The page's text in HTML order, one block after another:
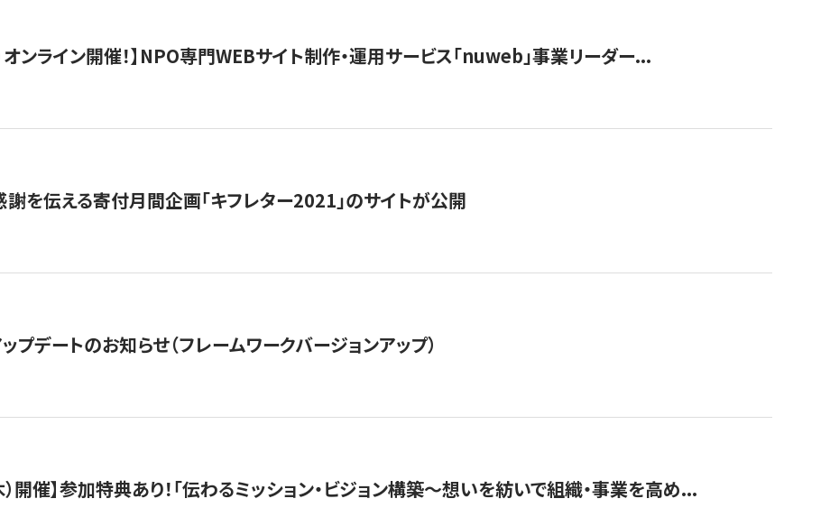
オンライン開催！】NPO専門WEBサイト制作・運用サービス「nuweb」事業リーダー...
を伝える寄付月間企画「キフレター2021」のサイトが公開
プデートのお知らせ（フレームワークバージョンアップ）
）開催】参加特典あり！「伝わるミッション・ビジョン構築〜想いを紡いで組織・事業を高め...